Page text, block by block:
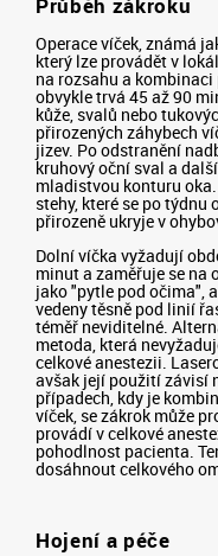
Průběh zákroku
Operace víček, známá
který lze provádět v
na rozsahu a
obvykle trvá 45 až 90
kůže, svalů nebo
přirozených záhybech
jizev. Po odstranění
kruhový oční sval a
mladistvou konturu
stehy, které se po
přirozeně ukryje v
Dolní víčka vyžadují
minut a zaměřuje se na
jako "pytle pod očima",
vedeny těsně pod linií
téměř neviditelné.
metoda, která
celkové anestezii.
avšak její použití závisí
případech, kdy je
víček, se zákrok může
provádí v celkové
pohodlnost pacienta.
dosáhnout celkového
Hojení a péče